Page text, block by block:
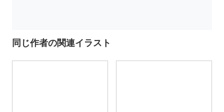
同じ作者の関連イラスト